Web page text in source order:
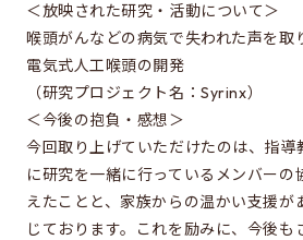
所属学生の声
進路・博士について
費用/経済的支援
EEISをもっと知る
同窓会のページ
＜放映された研究・活動について＞
喉頭がんなどの病気で失われた声を取
電気式人工喉頭の開発
（研究プロジェクト名：Syrinx）
＜今後の抱負・感想＞
今回取り上げていただけたのは、指導
に研究を一緒に行っているメンバーの
えたことと、家族からの温かい支援が
じております。これを励みに、今後も